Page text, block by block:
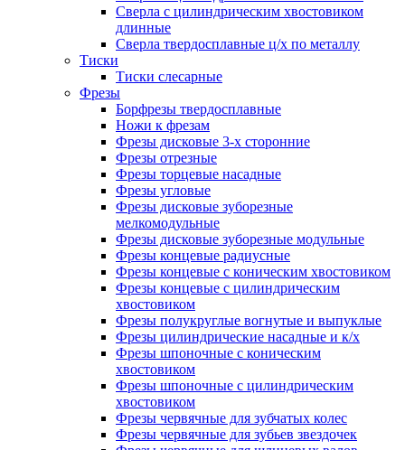
Сверла с цилиндрическим хвостовиком
длинные
Сверла твердосплавные ц/х по металлу
Тиски
Тиски слесарные
Фрезы
Борфрезы твердосплавные
Ножи к фрезам
Фрезы дисковые 3-х сторонние
Фрезы отрезные
Фрезы торцевые насадные
Фрезы угловые
Фрезы дисковые зуборезные
мелкомодульные
Фрезы дисковые зуборезные модульные
Фрезы концевые радиусные
Фрезы концевые с коническим хвостовиком
Фрезы концевые с цилиндрическим
хвостовиком
Фрезы полукруглые вогнутые и выпуклые
Фрезы цилиндрические насадные и к/х
Фрезы шпоночные с коническим
хвостовиком
Фрезы шпоночные с цилиндрическим
хвостовиком
Фрезы червячные для зубчатых колес
Фрезы червячные для зубьев звездочек